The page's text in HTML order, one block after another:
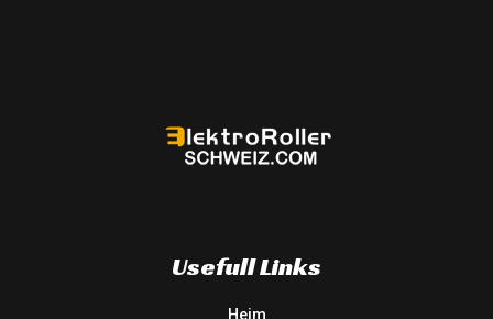
Usefull Links
Heim